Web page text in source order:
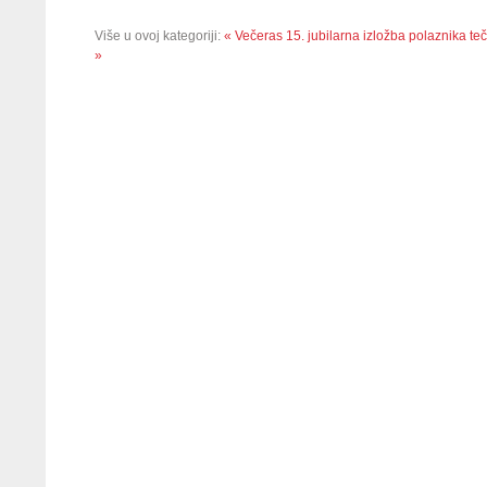
Više u ovoj kategoriji: « Večeras 15. jubilarna izložba polaznika
»